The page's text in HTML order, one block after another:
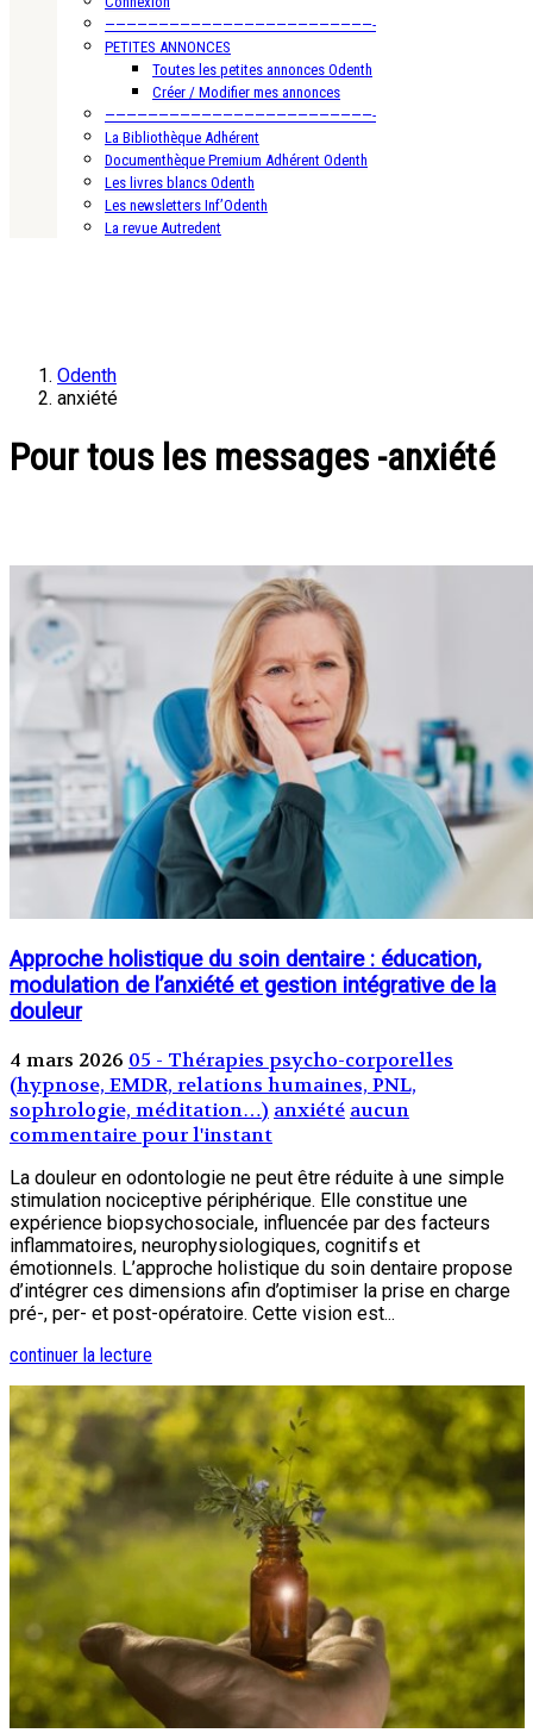
—————————————————————————-
PETITES ANNONCES
Toutes les petites annonces Odenth
Créer / Modifier mes annonces
—————————————————————————-
La Bibliothèque Adhérent
Documenthèque Premium Adhérent Odenth
Les livres blancs Odenth
Les newsletters Inf’Odenth
La revue Autredent
Odenth
anxiété
Pour tous les messages -anxiété
Approche holistique du soin dentaire : éducation,
modulation de l’anxiété et gestion intégrative de la
douleur
4 mars 2026 05 - Thérapies psycho-corporelles
(hypnose, EMDR, relations humaines, PNL,
sophrologie, méditation…) anxiété aucun
commentaire pour l'instant
La douleur en odontologie ne peut être réduite à une simple
stimulation nociceptive périphérique. Elle constitue une
expérience biopsychosociale, influencée par des facteurs
inflammatoires, neurophysiologiques, cognitifs et
émotionnels. L’approche holistique du soin dentaire propose
d’intégrer ces dimensions afin d’optimiser la prise en charge
pré-, per- et post-opératoire. Cette vision est...
continuer la lecture